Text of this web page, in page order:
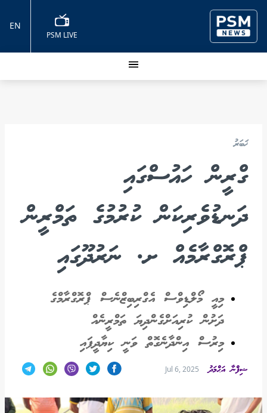
PSM LIVE
EN
ޚަބަރު
ގްރީން ހައުސްގައި
ދަނޑުވެރިކަން ކުރުމުގެ ތަމްރީން
ޕްރޮގްރާމެއް ށ. ނަރުދޫގައި
މިއީ މޯލްޑިވްސް އެގްރިބިޒްނެސް ޕްރޮގްރާމްގެ
ދަށުން ކުރިއަށްގެންދިޔަ ތަމްރީނެއް
މިރުސް އިންދާނެގޮތް ވަނީ ކިޔާދީފައި
ޝިފްނާ އަޙްމަދު Jul 6, 2025